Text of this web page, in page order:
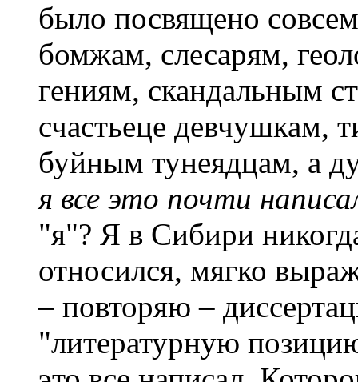
было посвящено
бомжам, слесарям,
гениям, скандальным
счастьеце девчушкам,
буйным тунеядцам, а
я все это почти
"я"? Я в Сибири
относился, мягко
– повторяю –
"литературную